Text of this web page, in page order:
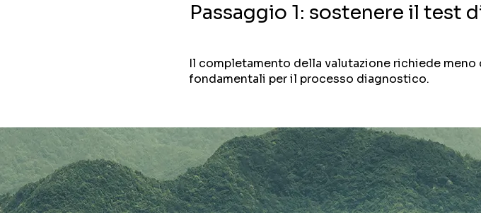
Passaggio 1: sostenere il test
Il completamento della valutazione richiede
fondamentali per il processo diagnostico.